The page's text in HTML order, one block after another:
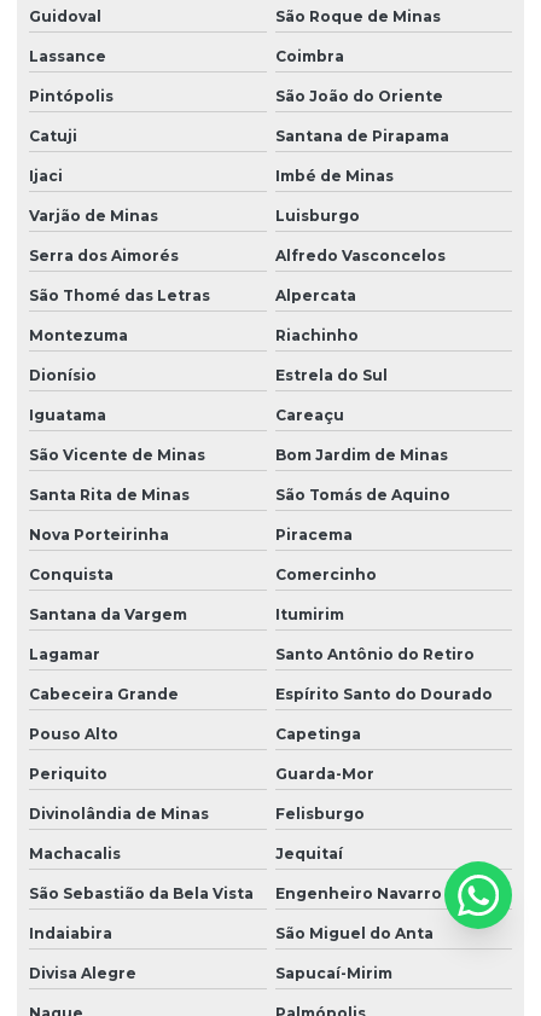
Guidoval São Roque de Minas
Lassance Coimbra
Pintópolis São João do Oriente
Catuji Santana de Pirapama
Ijaci Imbé de Minas
Varjão de Minas Luisburgo
Serra dos Aimorés Alfredo Vasconcelos
São Thomé das Letras Alpercata
Montezuma Riachinho
Dionísio Estrela do Sul
Iguatama Careaçu
São Vicente de Minas Bom Jardim de Minas
Santa Rita de Minas São Tomás de Aquino
Nova Porteirinha Piracema
Conquista Comercinho
Santana da Vargem Itumirim
Lagamar Santo Antônio do Retiro
Cabeceira Grande Espírito Santo do Dourado
Pouso Alto Capetinga
Periquito Guarda-Mor
Divinolândia de Minas Felisburgo
Machacalis Jequitaí
São Sebastião da Bela Vista Engenheiro Navarro
Indaiabira São Miguel do Anta
Divisa Alegre Sapucaí-Mirim